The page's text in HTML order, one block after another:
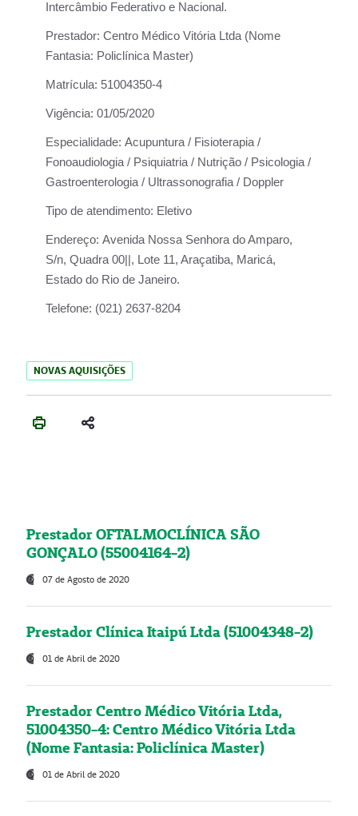
Intercâmbio Federativo e Nacional.
Prestador: Centro Médico Vitória Ltda (Nome
Fantasia: Policlínica Master)
Matrícula: 51004350-4
Vigência: 01/05/2020
Especialidade: Acupuntura / Fisioterapia /
Fonoaudiologia / Psiquiatria / Nutrição / Psicologia /
Gastroenterologia / Ultrassonografia / Doppler
Tipo de atendimento: Eletivo
Endereço: Avenida Nossa Senhora do Amparo,
S/n, Quadra 00||, Lote 11, Araçatiba, Maricá,
Estado do Rio de Janeiro.
Telefone: (021) 2637-8204
NOVAS AQUISIÇÕES
Prestador OFTALMOCLÍNICA SÃO
GONÇALO (55004164-2)
07 de Agosto de 2020
Prestador Clínica Itaipú Ltda (51004348-2)
01 de Abril de 2020
Prestador Centro Médico Vitória Ltda,
51004350-4: Centro Médico Vitória Ltda
(Nome Fantasia: Policlínica Master)
01 de Abril de 2020